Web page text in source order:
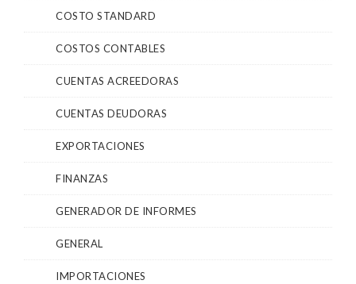
COSTO STANDARD
COSTOS CONTABLES
CUENTAS ACREEDORAS
CUENTAS DEUDORAS
EXPORTACIONES
FINANZAS
GENERADOR DE INFORMES
GENERAL
IMPORTACIONES